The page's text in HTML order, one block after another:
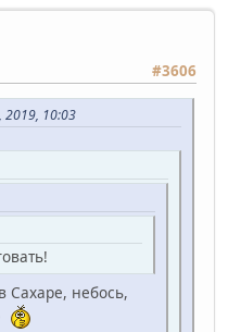
#3606
10:03
Сахаре, небось,